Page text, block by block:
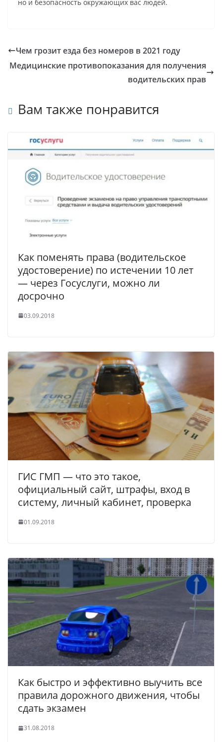
но и безопасность окружающих вас людей.
Чем грозит езда без номеров в 2021 году
Медицинские противопоказания для получения
водительских прав
Вам также понравится
Как поменять права (водительское
удостоверение) по истечении 10 лет
— через Госуслуги, можно ли
досрочно
03.09.2018
ГИС ГМП — что это такое,
официальный сайт, штрафы, вход в
систему, личный кабинет, проверка
01.09.2018
Как быстро и эффективно выучить все
правила дорожного движения, чтобы
сдать экзамен
31.08.2018